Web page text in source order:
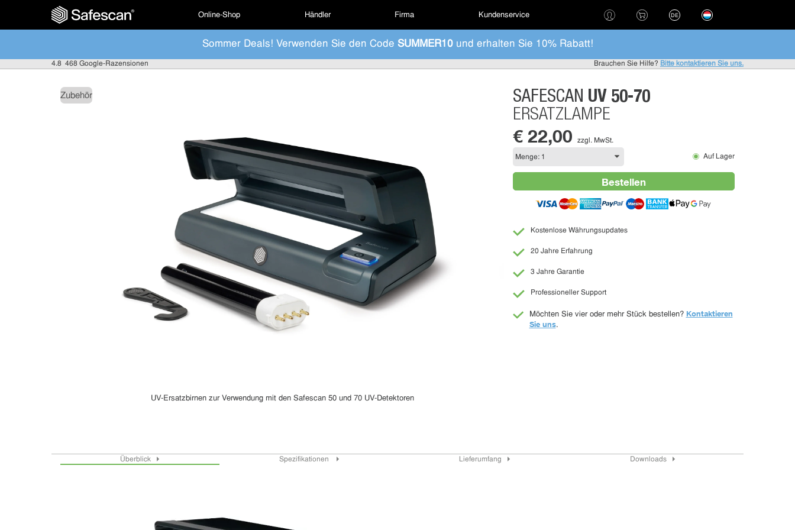
Online-Shop Händler Firma Kundenservice DE
Sommer Deals! Verwenden Sie den Code SUMMER10und erhalten Sie 10% Rabatt!
4.8 468 Google-Razensionen Brauchen Sie Hilfe? Bitte kontaktieren Sie uns.
Zubehör
UV-Ersatzbirnen zur Verwendung mit den Safescan 50 und 70 UV-Detektoren
SAFESCAN UV 50-70
ERSATZLAMPE
€ 22,00 zzgl. MwSt.
Auf Lager
Bestellen
Kostenlose Währungsupdates
20 Jahre Erfahrung
3 Jahre Garantie
Professioneller Support
Möchten Sie vier oder mehr Stück bestellen? Kontaktieren
Sie uns.
Überblick Spezifikationen Lieferumfang Downloads